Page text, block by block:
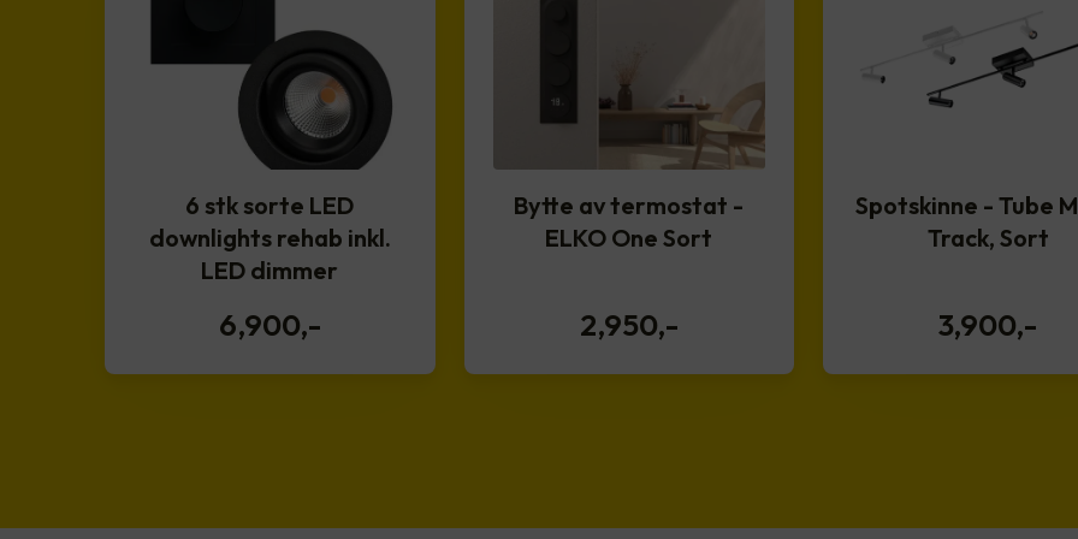
6 stk sorte LED
downlights rehab inkl.
LED dimmer
6,900,-
Bytte av termostat -
ELKO One Sort
2,950,-
Spotskinne - Tube
Track, Sort
3,900,-